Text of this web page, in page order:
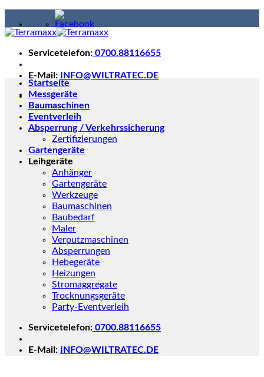
to
content
Servicetelefon: 0700.88116655
E-Mail:
INFO@WILTRATEC.DE
Startseite
Messgeräte
Baumaschinen
Eventverleih
Absperrung / Verkehrssicherung
Zertifizierungen
Gartengeräte
Leihgeräte
Anhänger
Gartengeräte
Werkzeuge
Baumaschinen
Baubedarf
Maler
Verputzmaschinen
Absperrungen
Hebegeräte
Heizungen
Stromaggregate
Trocknungsgeräte
Party-Eventverleih
Servicetelefon: 0700.88116655
E-Mail: INFO@WILTRATEC.DE